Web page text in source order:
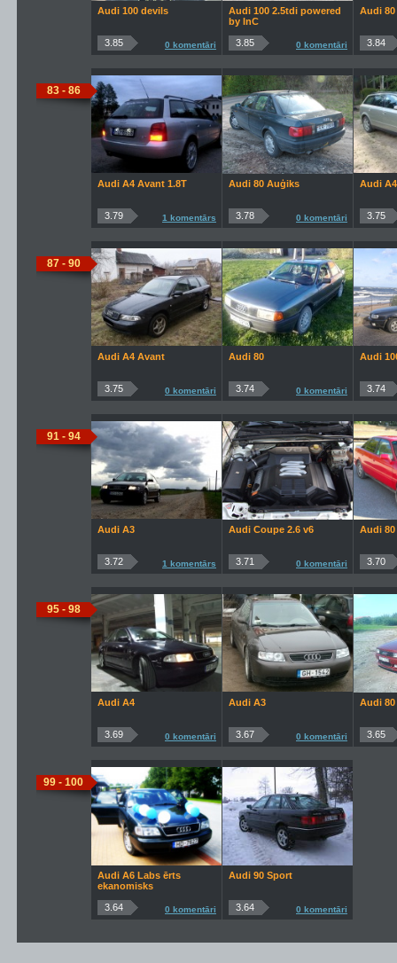
Audi 100 devils
3.85 0 komentāri
Audi 100 2.5tdi powered
by InC
3.85
0 komentāri
Audi 80
3.84
83 - 86
Audi A4 Avant 1.8T
3.79 1 komentārs
Audi 80 Auģiks
3.78 0 komentāri
Audi
3.75
87 - 90
Audi A4 Avant
3.75 0 komentāri
Audi 80
3.74 0 komentāri
Audi
3.74
91 - 94
Audi A3
3.72 1 komentārs
Audi Coupe 2.6 v6
3.71 0 komentāri
Audi 80
3.70
95 - 98
Audi A4
3.69 0 komentāri
Audi A3
3.67 0 komentāri
Audi 80
3.65
99 - 100
Audi A6 Labs ērts
ekanomisks
3.64
0 komentāri
Audi 90 Sport
3.64 0 komentāri